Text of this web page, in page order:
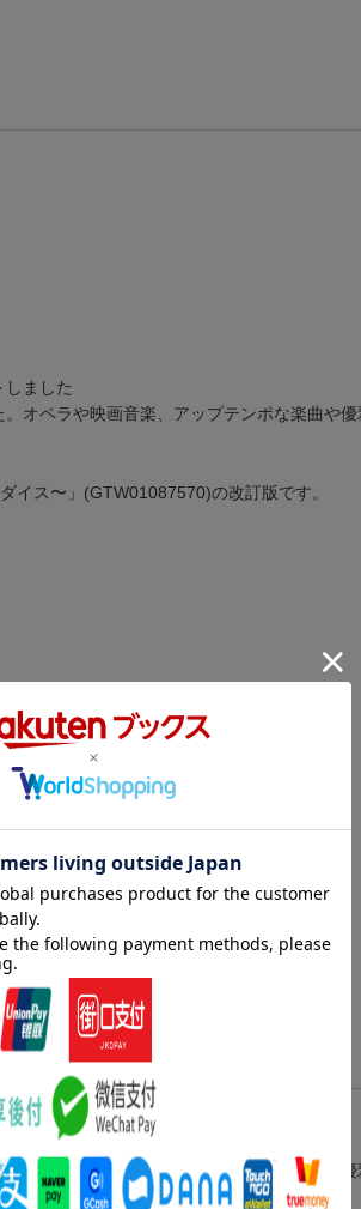
ました
オペラや映画音楽、アップテンポな楽曲や
ス〜」(GTW01087570)の改訂版です。
オペラや映画音楽、アップテンポな楽曲や